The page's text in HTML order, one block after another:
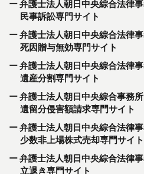
弁護士法人朝日中央綜合法律
民事訴訟専門サイト
弁護士法人朝日中央綜合法律
死因贈与無効専門サイト
弁護士法人朝日中央綜合法律
遺産分割専門サイト
弁護士法人朝日中央綜合事務所
遺留分侵害額請求専門サイト
弁護士法人朝日中央綜合法律
少数非上場株式売却専門サイト
弁護士法人朝日中央綜合法律
立退き専門サイト